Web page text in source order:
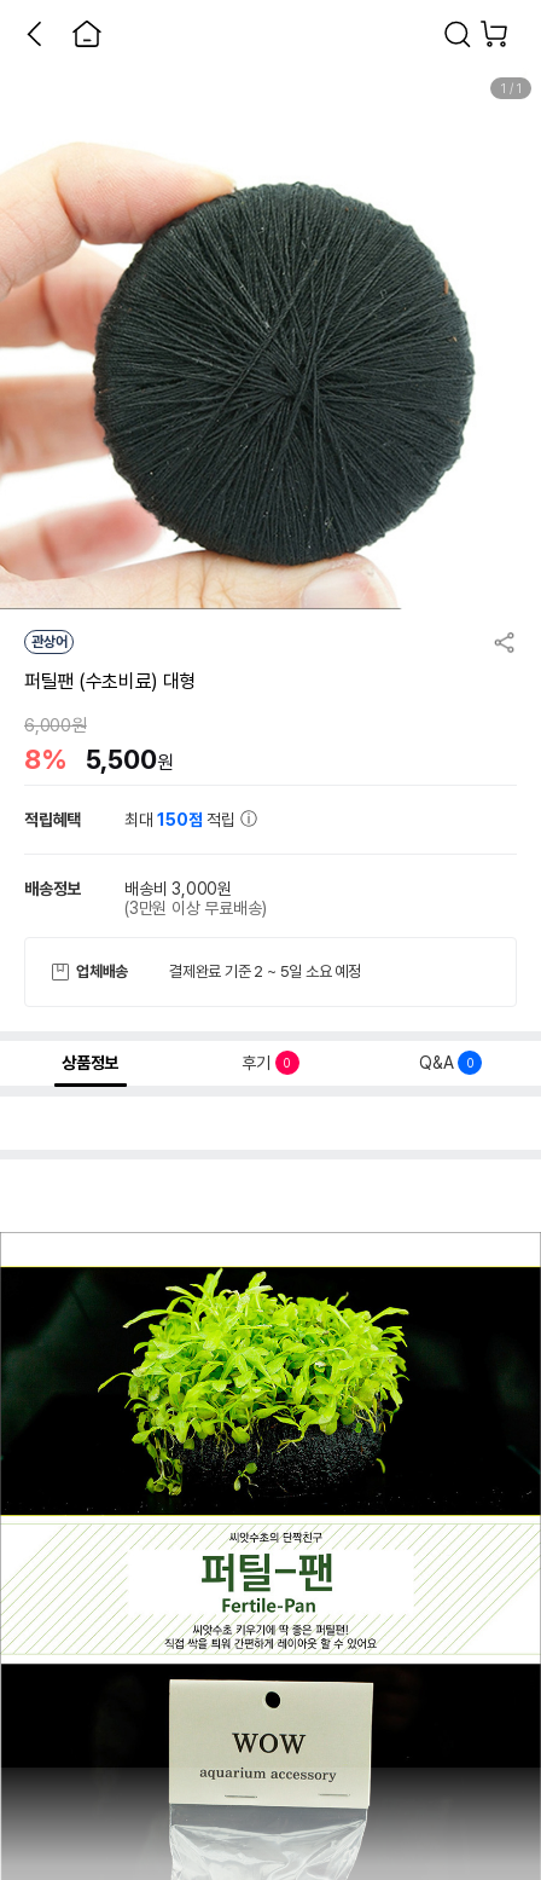
1 / 1
관상어
퍼틸팬 (수초비료) 대형
6,000원
8% 5,500원
적립혜택 최대150점 적립
배송정보
배송비 3,000원
(3만원 이상 무료배송)
업체배송 결제완료 기준 2 ~ 5일 소요 예정
상품정보 후기 0 Q&A 0